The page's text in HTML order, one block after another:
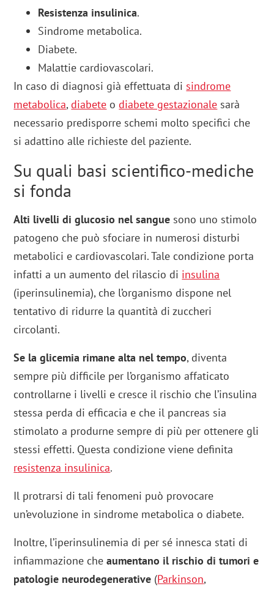
Resistenza insulinica.
Sindrome metabolica.
Diabete.
Malattie cardiovascolari.
In caso di diagnosi già effettuata di sindrome
metabolica,diabete odiabete gestazionale sarà
necessario predisporre schemi molto specifici che
si adattino alle richieste del paziente.
Su quali basi scientifico-mediche
si fonda
Alti livelli di glucosio nel sangue sono uno stimolo
patogeno che può sfociare in numerosi disturbi
metabolici e cardiovascolari. Tale condizione porta
infatti a un aumento del rilascio di insulina
(iperinsulinemia), che l’organismo dispone nel
tentativo di ridurre la quantità di zuccheri
circolanti.
Se la glicemia rimane alta nel tempo, diventa
sempre più difficile per l’organismo affaticato
controllarne i livelli e cresce il rischio che l’insulina
stessa perda di efficacia e che il pancreas sia
stimolato a produrne sempre di più per ottenere gli
stessi effetti. Questa condizione viene definita
resistenza insulinica.
Il protrarsi di tali fenomeni può provocare
un’evoluzione in sindrome metabolica o diabete.
Inoltre, l’iperinsulinemia di per sé innesca stati di
infiammazione cheaumentano il rischio di tumori e
patologie neurodegenerative (Parkinson,